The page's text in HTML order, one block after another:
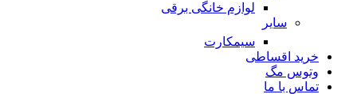
لوازم خانگی برقی
سایر
سیمکارت
خرید اقساطی
وتوس مگ
تماس با ما